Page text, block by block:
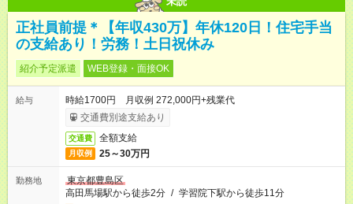
正社員前提＊【年収430万】年休120日！住宅手当
の支給あり！労務！土日祝休み
紹介予定派遣 WEB登録・面接OK
給与
時給1700円 月収例 272,000円+残業代
交通費別途支給あり
交通費 全額支給
月収例 25～30万円
勤務地
東京都豊島区
高田馬場駅から徒歩2分 / 学習院下駅から徒歩11分